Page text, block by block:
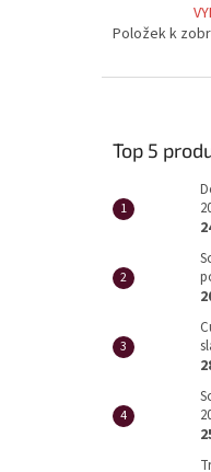
Položek k
Top 5